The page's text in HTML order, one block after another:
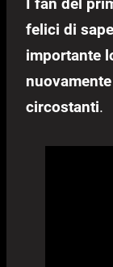
felici di
importante
circostanti.